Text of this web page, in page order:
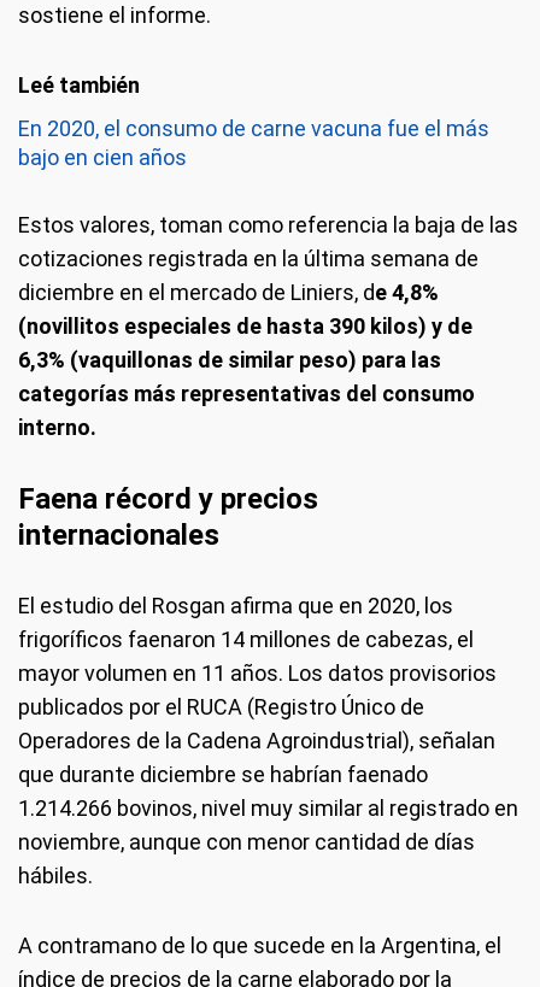
sostiene el informe.
En 2020, el consumo de carne vacuna fue el más
bajo en cien años
Estos valores, toman como referencia la baja de las
cotizaciones registrada en la última semana de
diciembre en el mercado de Liniers, de 4,8%
(novillitos especiales de hasta 390 kilos) y de
6,3% (vaquillonas de similar peso) para las
categorías más representativas del consumo
interno.
Faena récord y precios
internacionales
El estudio del Rosgan afirma que en 2020, los
frigoríficos faenaron 14 millones de cabezas, el
mayor volumen en 11 años. Los datos provisorios
publicados por el RUCA (Registro Único de
Operadores de la Cadena Agroindustrial), señalan
que durante diciembre se habrían faenado
1.214.266 bovinos, nivel muy similar al registrado en
noviembre, aunque con menor cantidad de días
hábiles.
A contramano de lo que sucede en la Argentina, el
índice de precios de la carne elaborado por la